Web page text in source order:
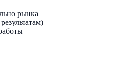
рынка